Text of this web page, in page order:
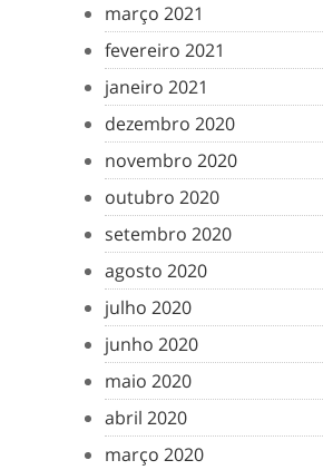
março 2021
fevereiro 2021
janeiro 2021
dezembro 2020
novembro 2020
outubro 2020
setembro 2020
agosto 2020
julho 2020
junho 2020
maio 2020
abril 2020
março 2020